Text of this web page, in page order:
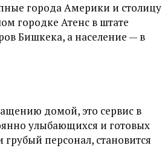
города Америки и столицу
городке Атенс в штате
Бишкека, а население — в
домой, это сервис в
улыбающихся и готовых
персонал, становится